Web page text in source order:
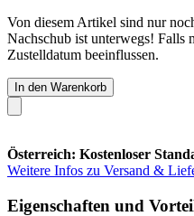
Von diesem Artikel sind nur
Nachschub ist unterwegs! Falls
Zustelldatum beeinflussen.
In den Warenkorb
Österreich: Kostenloser
Weitere Infos zu Versand &
Eigenschaften und